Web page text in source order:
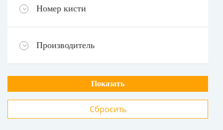
Номер кисти
Производитель